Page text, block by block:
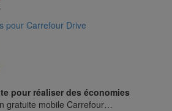
pour Carrefour Drive
pour réaliser des économies
gratuite mobile Carrefour…